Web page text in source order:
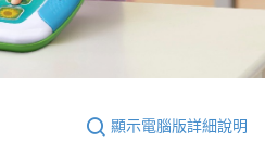
顯示電腦版詳細說明